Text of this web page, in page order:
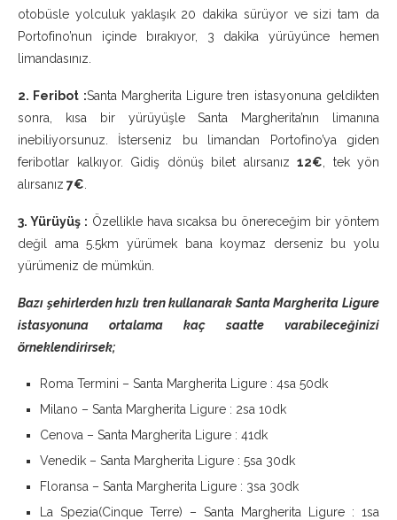
otobüsle yolculuk yaklaşık 20 dakika sürüyor ve sizi tam da
Portofino’nun içinde bırakıyor, 3 dakika yürüyünce hemen
limandasınız.
2. Feribot :Santa Margherita Ligure tren istasyonuna geldikten
sonra, kısa bir yürüyüşle Santa Margherita’nın limanına
inebiliyorsunuz. İsterseniz bu limandan Portofino’ya giden
feribotlar kalkıyor. Gidiş dönüş bilet alırsanız 12€ , tek yön
alırsanız 7€
3. Yürüyüş : Özellikle hava sıcaksa bu önereceğim bir yöntem
değil ama 5.5km yürümek bana koymaz derseniz bu yolu
yürümeniz de mümkün.
Bazı şehirlerden hızlı tren kullanarak Santa Margherita Ligure
istasyonuna ortalama kaç saatte varabileceğinizi
örneklendirirsek;
Roma Termini – Santa Margherita Ligure : 4sa 50dk
Milano – Santa Margherita Ligure : 2sa 10dk
Cenova – Santa Margherita Ligure : 41dk
Venedik – Santa Margherita Ligure : 5sa 30dk
Floransa – Santa Margherita Ligure : 3sa 30dk
La Spezia(Cinque Terre) – Santa Margherita Ligure : 1sa